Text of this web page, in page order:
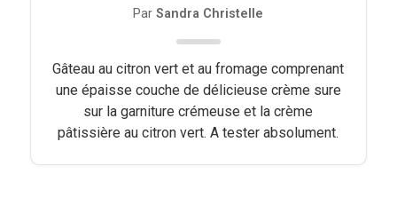
ParSandra Christelle
Gâteau au citron vert et au fromage comprenant
une épaisse couche de délicieuse crème sure
sur la garniture crémeuse et la crème
pâtissière au citron vert. A tester absolument.